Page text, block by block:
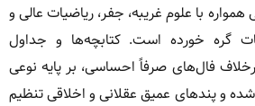
با علوم غریبه، جفر، ریاضیات عالی و
گره خورده است. کتابچه‌ها و جداول
فال‌های صرفاً احساسی، بر پایه‌ نوعی
و پندهای عمیق عقلانی و اخلاقی تنظیم